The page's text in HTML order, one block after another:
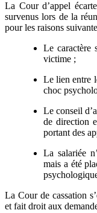
La Cour d’appel
survenus lors de la
pour les raisons
Le caractère
victime ;
Le lien entre
choc
Le conseil
de direction
portant des
La salariée
mais a été
La Cour de cassation
et fait droit aux